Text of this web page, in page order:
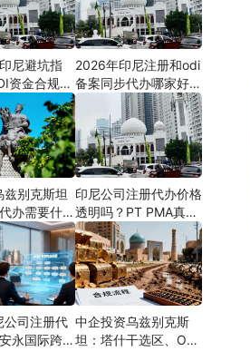
障｜安永国际跨境合规
圈
尼避坑指
资金合规到
立，为什
海企业首选
境合规圈？
2026年印尼注册和odi
备案同步代办哪家好？
机构选择指南
别克斯坦
办需要什么
新清单、流程
印尼公司注册代办价格
透明吗？PT PMA真实
费用拆解与防坑指南
公司注册代
永国际跨境
中企投资乌兹别克斯
坦：塔什干选区、ODI